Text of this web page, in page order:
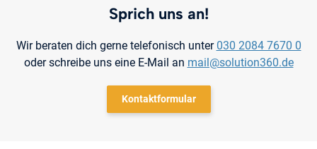
Sprich uns an!
Wir beraten dich gerne telefonisch unter 030 2084 7670 0
oder schreibe uns eine E-Mail an mail@solution360.de
Kontaktformular